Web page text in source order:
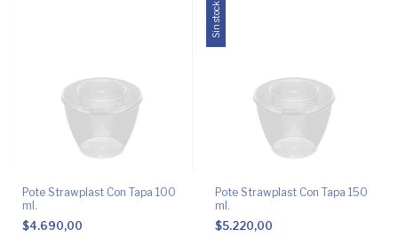
Pote Strawplast Con Tapa 100
ml.
$4.690,00
Sin stock
Pote Strawplast Con Tapa 150
ml.
$5.220,00